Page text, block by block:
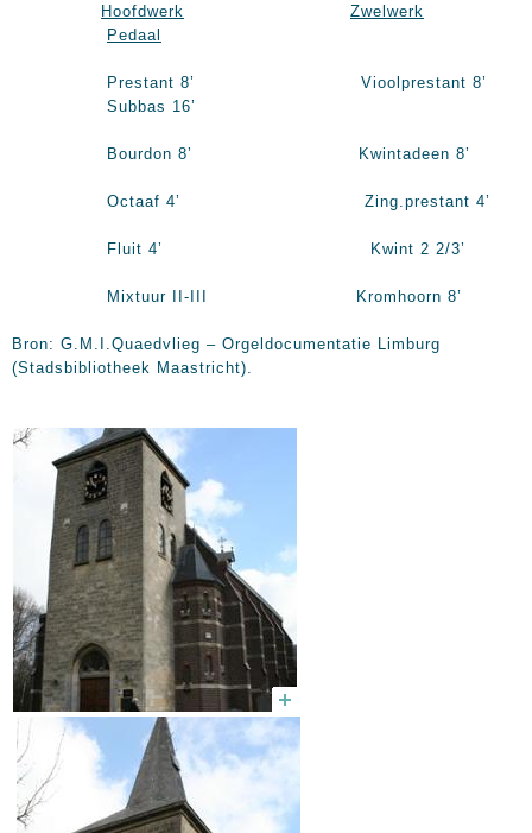
Hoofdwerk
Zwelwerk
Pedaal
Prestant 8’ Vioolprestant 8’
Subbas 16’
Bourdon 8’ Kwintadeen 8’
Octaaf 4’ Zing.prestant 4’
Fluit 4’ Kwint 2 2/3’
Mixtuur II-III Kromhoorn 8’
Bron: G.M.I.Quaedvlieg – Orgeldocumentatie Limburg
(Stadsbibliotheek Maastricht).